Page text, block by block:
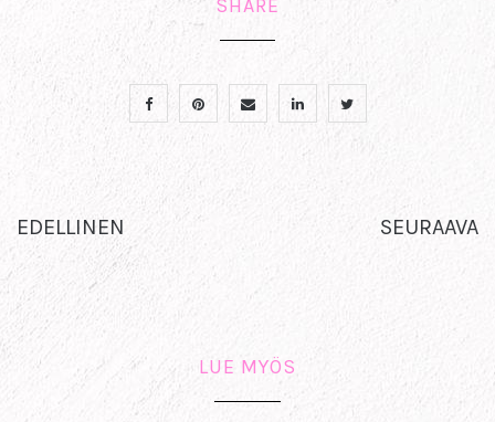
SHARE
EDELLINEN SEURAAVA
LUE MYÖS